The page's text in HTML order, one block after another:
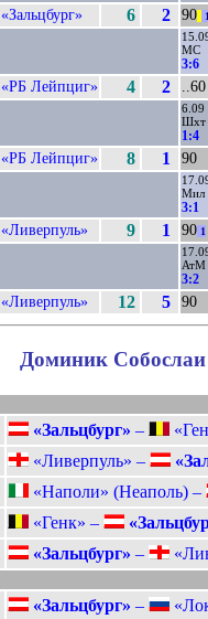
«Зальцбург» 6 2 90
МС
3:6
«РБ Лейпциг» 4 2 ..60
6.09
Шхт
1:4
«РБ Лейпциг» 8 1 90
Мил
3:1
«Ливерпуль» 9 1 90 1
АтМ
3:2
«Ливерпуль» 12 5 90
Доминик
«Зальцбург» –
«Ливерпуль» –
«Наполи» (Неаполь) –
«Генк» –
«Зальцбург» –
«Зальцбург» –